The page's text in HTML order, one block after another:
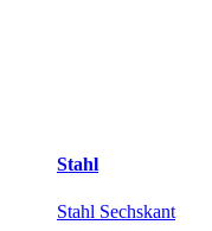
Stahl
Stahl Sechskant